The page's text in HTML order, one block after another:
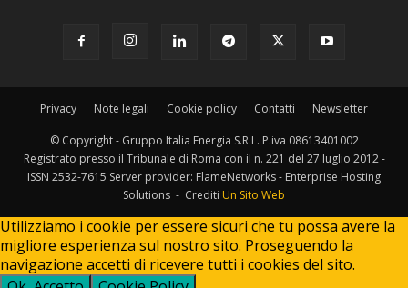
Privacy Note legali Cookie policy Contatti Newsletter
© Copyright - Gruppo Italia Energia S.R.L. P.iva 08613401002
Registrato presso il Tribunale di Roma con il n. 221 del 27 luglio 2012 -
ISSN 2532-7615 Server provider: FlameNetworks - Enterprise Hosting
Solutions - Crediti Un Sito Web
Utilizziamo i cookie per essere sicuri che tu possa avere la
migliore esperienza sul nostro sito. Proseguendo la
navigazione accetti di ricevere tutti i cookies del sito.